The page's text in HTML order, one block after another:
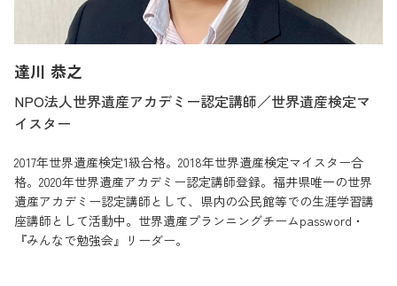
達川 恭之
NPO法人世界遺産アカデミー認定講師／世界遺産検定マ
イスター
2017年世界遺産検定1級合格。2018年世界遺産検定マイスター合
格。2020年世界遺産アカデミー認定講師登録。福井県唯一の世界
遺産アカデミー認定講師として、県内の公民館等での生涯学習講
座講師として活動中。世界遺産プランニングチームpassword・
『みんなで勉強会』リーダー。